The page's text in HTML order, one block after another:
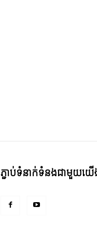
ភ្ជាប់ទំនាក់ទំនងជាមួយយ